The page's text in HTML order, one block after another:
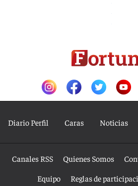
Diario Perfil Caras Noticias
Canales RSS Quienes Somos
Equipo
Reglas de